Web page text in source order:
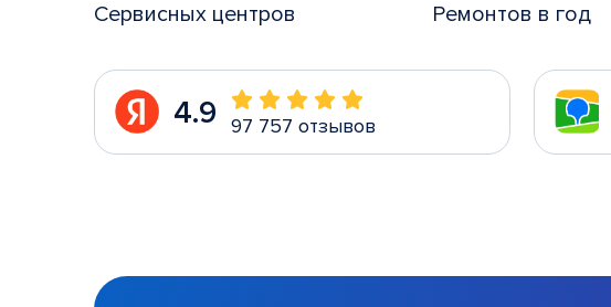
Сервисных центров Ремонтов в год
4.9 97 757 отзывов